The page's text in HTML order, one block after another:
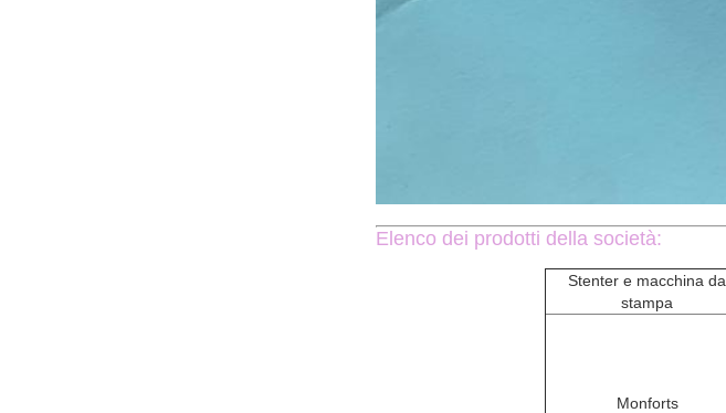
Elenco dei prodotti della società:
Stenter e macchina da
stampa
Monforts